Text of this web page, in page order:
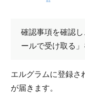
確認事項を確認
ールで受け取る」
エルグラムに登録さ
が届きます。